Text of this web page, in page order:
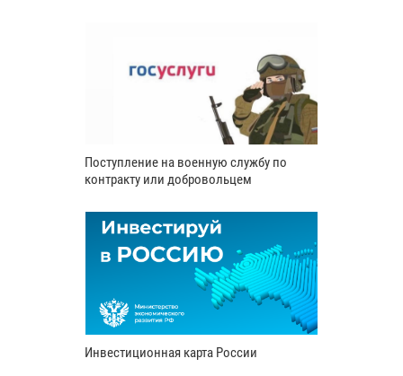
Поступление на военную службу по
контракту или добровольцем
Инвестиционная карта России